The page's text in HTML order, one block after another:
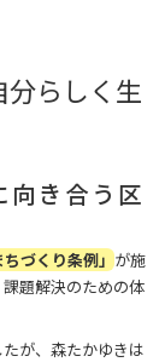
らしく生
向き合う区
づくり条例」が施
題解決のための体
が、森たかゆきは